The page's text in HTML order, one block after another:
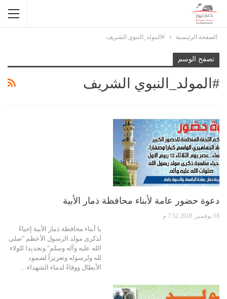
الصفحة الرئيسية #المولد_النبوي الشريف
تصفح الوسم
#المولد_النبوي الشريف
دعوة حضور عامة لأبناء محافظة ذمار الأبية
18 نوفمبر, 2018 7:52 م
يا أبناء محافظة ذمار الأبية إحياءً
لذكرى مولد الرسول الأعظم "صلى
الله عليه وآله وسلم" وتجديدا للولاء
لله ولرسوله وتعزيزاً لصمود
الأبطال ووفاءً لدماء الشهداء…